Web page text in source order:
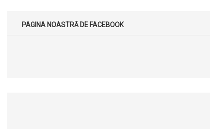
PAGINA NOASTRĂ DE FACEBOOK